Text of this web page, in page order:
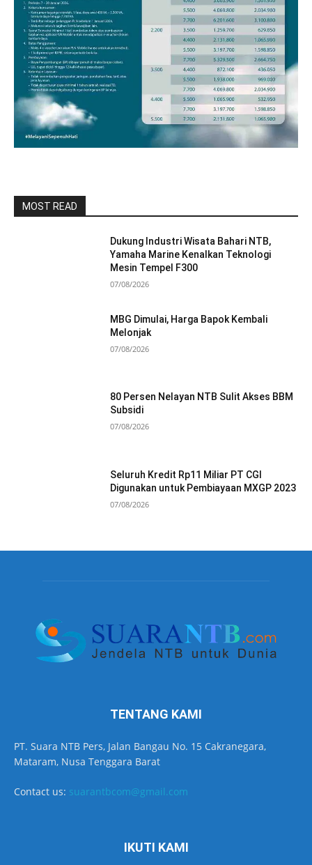
MOST READ
Dukung Industri Wisata Bahari NTB,
Yamaha Marine Kenalkan Teknologi
Mesin Tempel F300
07/08/2026
MBG Dimulai, Harga Bapok Kembali
Melonjak
07/08/2026
80 Persen Nelayan NTB Sulit Akses BBM
Subsidi
07/08/2026
Seluruh Kredit Rp11 Miliar PT CGI
Digunakan untuk Pembiayaan MXGP 2023
07/08/2026
TENTANG KAMI
PT. Suara NTB Pers, Jalan Bangau No. 15 Cakranegara,
Mataram, Nusa Tenggara Barat
Contact us: suarantbcom@gmail.com
IKUTI KAMI